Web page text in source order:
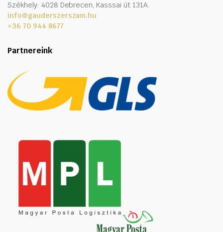
Székhely: 4028 Debrecen, Kasssai út 131A.
info@gauderszerszam.hu
+36 70 944 8677
Partnereink